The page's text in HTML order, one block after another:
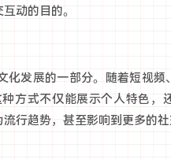
动的目的。
发展的一部分。随着短视
方式不仅能展示个人特色，
行趋势，甚至影响到更多的社